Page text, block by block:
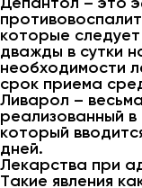
которые
дважды в сутки
необходимости
срок приема
Ливарол –
реализованный в
который
дней.
Лекарства при
Такие явления